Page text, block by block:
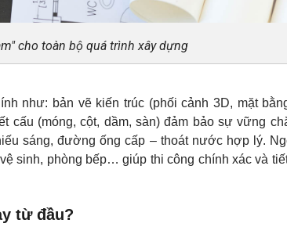
cho toàn bộ quá trình xây dựng
như: bản vẽ kiến trúc (phối cảnh 3D, mặt
cấu (móng, cột, dầm, sàn) đảm bảo sự vững
sáng, đường ống cấp – thoát nước hợp lý.
sinh, phòng bếp… giúp thi công chính xác và
từ đầu?